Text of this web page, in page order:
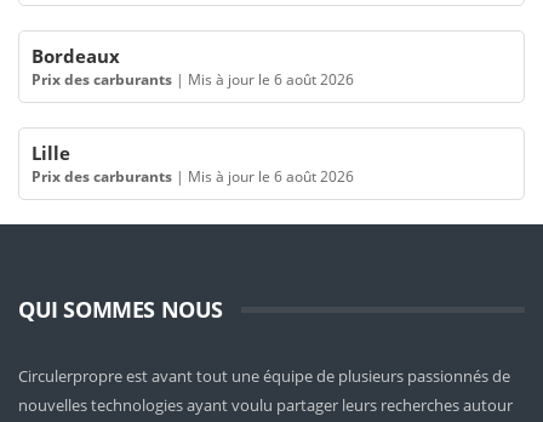
Bordeaux
Prix des carburants | Mis à jour le 6 août 2026
Lille
Prix des carburants | Mis à jour le 6 août 2026
QUI SOMMES NOUS
Circulerpropre est avant tout une équipe de plusieurs passionnés de
nouvelles technologies ayant voulu partager leurs recherches autour